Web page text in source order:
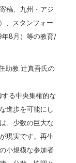
稿、九州・アジ
、スタンフォー
8月）等の教育/
助教 辻真吾氏の
る中央集権的な
進歩を可能にし
、少数の巨大な
現実です。再生
小規模な参加者